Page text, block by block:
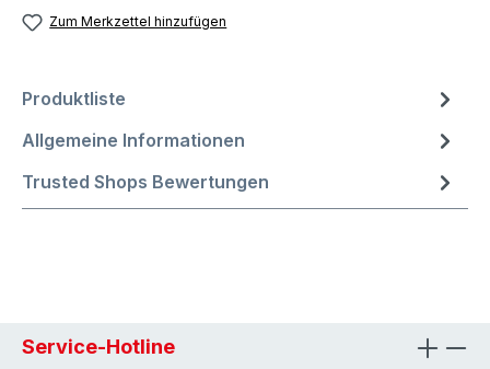
Zum Merkzettel hinzufügen
Produktliste
Allgemeine Informationen
Trusted Shops Bewertungen
Service-Hotline